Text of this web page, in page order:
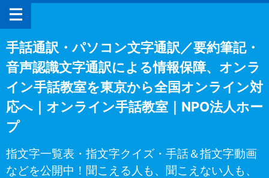
手話通訳・パソコン文字通訳／要約筆記・
音声認識文字通訳による情報保障、オンラ
イン手話教室を東京から全国オンライン対
応へ｜オンライン手話教室｜NPO法人ホー
プ
指文字一覧表・指文字クイズ・手話＆指文字動画
などを公開中！聞こえる人も、聞こえない人も、